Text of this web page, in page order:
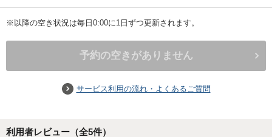
※以降の空き状況は毎日0:00に1日ずつ更新されます。
予約の空きがありません
サービス利用の流れ・よくあるご質問
利用者レビュー（全5件）